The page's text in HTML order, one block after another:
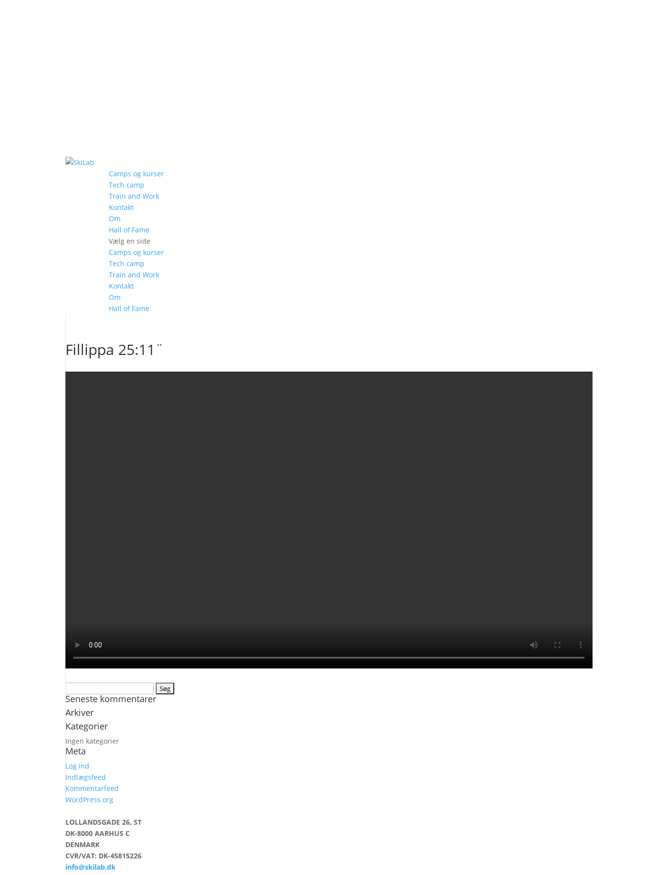
Camps og kurser
Tech camp
Train and Work
Kontakt
Om
Hall of Fame
Vælg en side
Camps og kurser
Tech camp
Train and Work
Kontakt
Om
Hall of Fame
Fillippa 25:11¨
efter:
Seneste kommentarer
Arkiver
Kategorier
Ingen kategorier
Meta
Log ind
Indlægsfeed
Kommentarfeed
WordPress.org
LOLLANDSGADE 26, ST
DK-8000 AARHUS C
DENMARK
CVR/VAT: DK-45815226
info@skilab.dk